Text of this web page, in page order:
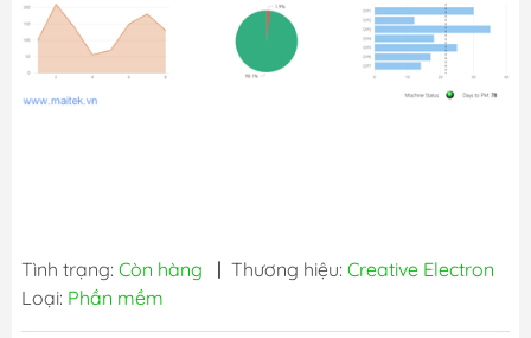
Tình trạng: Còn hàng | Thương hiệu: Creative Electron
Loại: Phần mềm